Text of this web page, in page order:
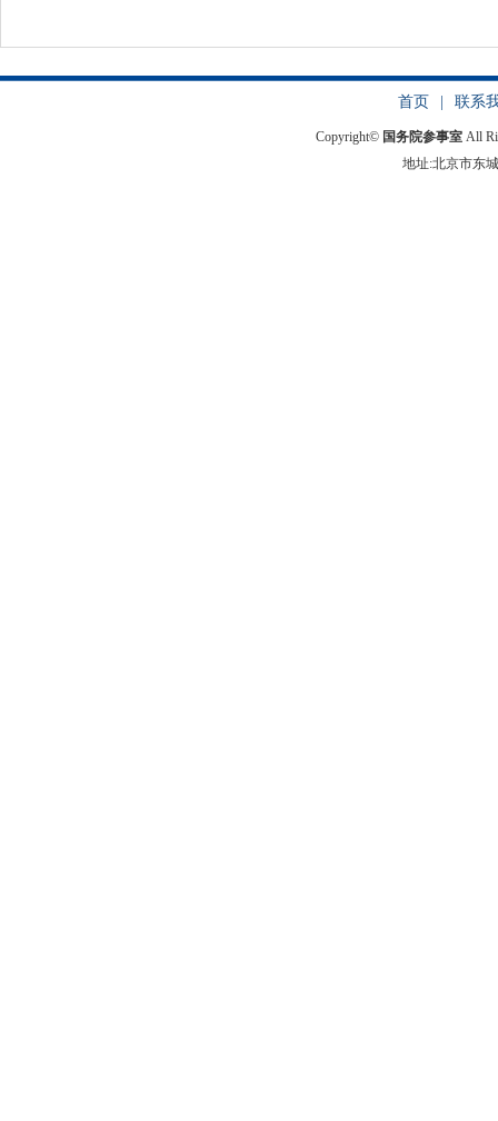
首页 联系
Copyright© 国务院参事室 All
地址:北京市东